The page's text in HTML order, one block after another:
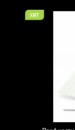
хит